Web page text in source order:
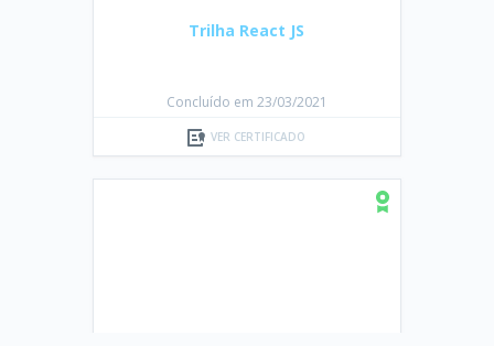
Trilha React JS
Concluído em 23/03/2021
VER CERTIFICADO